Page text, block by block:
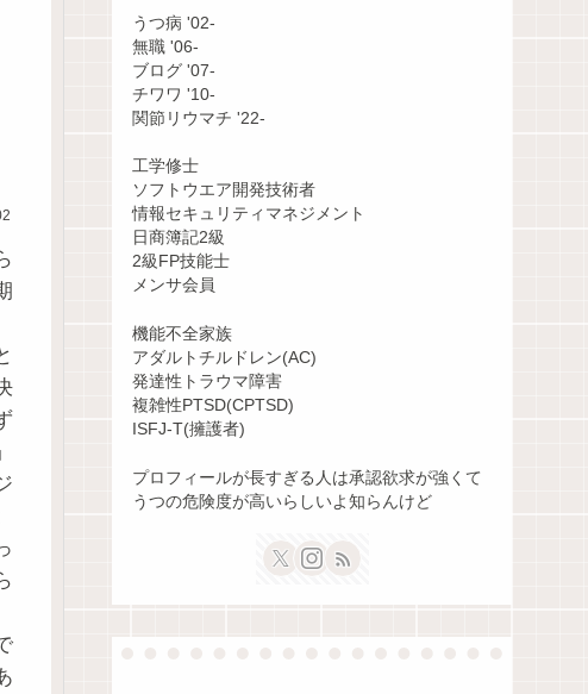
うつ病 '02-
無職 '06-
ブログ '07-
チワワ '10-
関節リウマチ '22-
工学修士
ソフトウエア開発技術者
情報セキュリティマネジメント
日商簿記2級
2級FP技能士
メンサ会員
機能不全家族
アダルトチルドレン(AC)
発達性トラウマ障害
複雑性PTSD(CPTSD)
ISFJ-T(擁護者)
プロフィールが長すぎる人は承認欲求が強くて
うつの危険度が高いらしいよ知らんけど